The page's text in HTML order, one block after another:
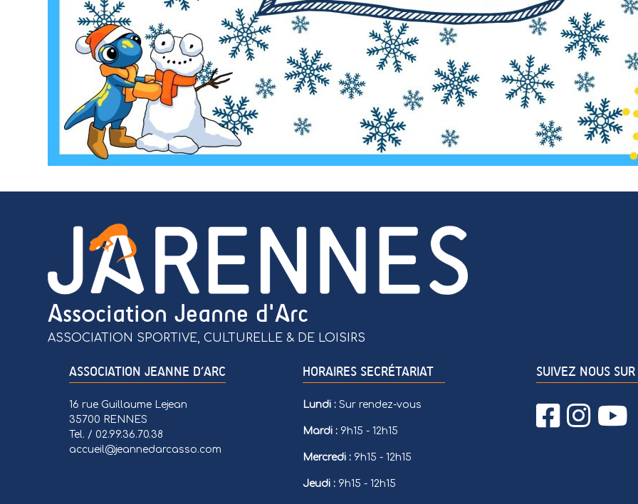
Association Jeanne d'Arc
ASSOCIATION SPORTIVE, CULTURELLE & DE LOISIRS
ASSOCIATION JEANNE D’ARC
16 rue Guillaume Lejean
35700 RENNES
Tel. / 02.99.36.70.38
accueil@jeannedarcasso.com
HORAIRES SECRÉTARIAT
Lundi : Sur rendez-vous
Mardi : 9h15 - 12h15
Mercredi : 9h15 - 12h15
Jeudi : 9h15 - 12h15
SUIVEZ NOUS